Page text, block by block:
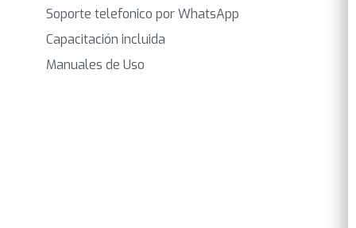
Soporte telefonico por WhatsApp
Capacitación incluida
Manuales de Uso